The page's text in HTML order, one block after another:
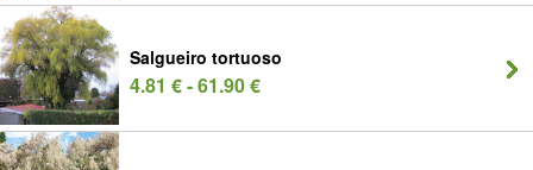
Salgueiro tortuoso
4.81 € - 61.90 €